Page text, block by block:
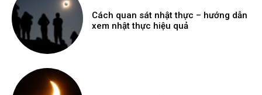
Cách quan sát nhật thực – hướng dẫn
xem nhật thực hiệu quả